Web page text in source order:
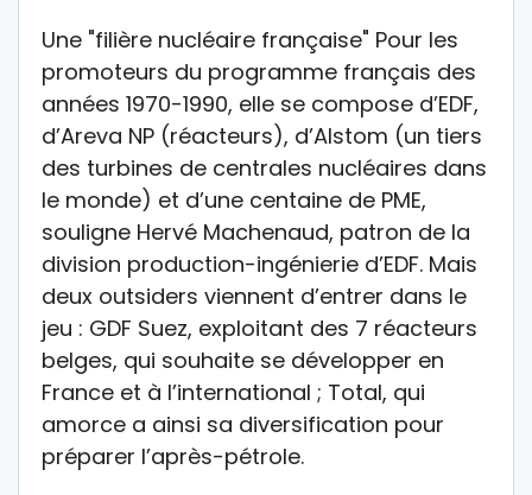
Une "filière nucléaire française" Pour les
promoteurs du programme français des
années 1970-1990, elle se compose d’EDF,
d’Areva NP (réacteurs), d’Alstom (un tiers
des turbines de centrales nucléaires dans
le monde) et d’une centaine de PME,
souligne Hervé Machenaud, patron de la
division production-ingénierie d’EDF. Mais
deux outsiders viennent d’entrer dans le
jeu : GDF Suez, exploitant des 7 réacteurs
belges, qui souhaite se développer en
France et à l’international ; Total, qui
amorce a ainsi sa diversification pour
préparer l’après-pétrole.